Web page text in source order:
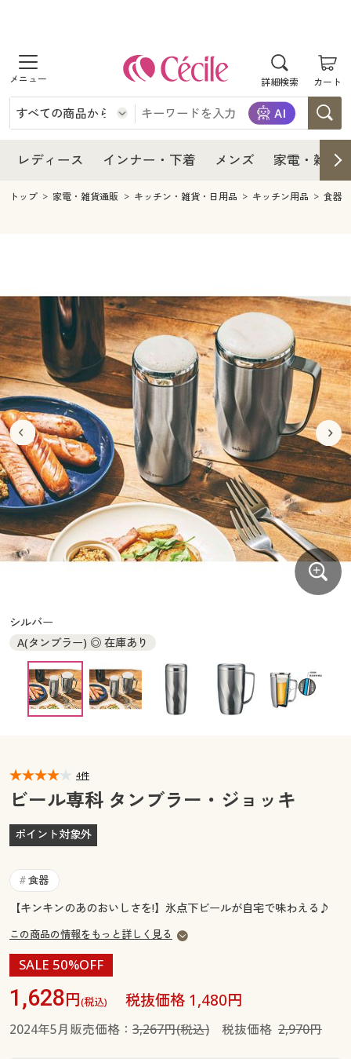
詳細検索 カート
商品を探す
レディース
レディースファッション
インナー・下着
インナー・下着通販すべて
ジュニア・ティーンズ下着
メンズ
メンズ下着
家電
キッチン・雑貨・日用品
寝具・インテリア・家具通販すべて
家具・収納
寝具・ベッド
カーテン・ラグ・ファブリック
美容・健康
美容・健康通販すべて
美容・健康・サプリメント
制服・スクール
制服・スクールすべて
制服・学生服
ジュニア・ティーンズ下着
大きいサイズ
大きいサイズ通販すべて
大きいサイズ レディース服
大きいサイズ レディース下着
大きいサイズ 事務・制服
バーゲン
バーゲンセール
シークレットセール
詳細検索
商品カテゴリ一覧
カタログ・チラシからのご注文
デジタルカタログ
カタログ無料プレゼント
マイページ
閲覧履歴
お気に入り
サポート
よくある質問とお問い合わせ
レディース インナー・下着 メンズ 家電・雑貨
レディース
レディース通販すべて
レディースファッション
インナー・下着
インナー・下着通販すべて
メンズ
キッチン・雑貨・日用品
家具・収納
寝具・ベッド
カーテン・ラグ・ファブリック
美容・健康通販すべて
美容・健康・サプリメント
制服・スクール
制服・スクールすべて
制服・学生服
ジュニア・ティーンズ下着
大きいサイズ
大きいサイズ通販すべて
大きいサイズ レディース服
大きいサイズ レディース下着
大きいサイズ メンズ
バーゲン
バーゲンセール
シークレットセール
詳細検索
商品カテゴリ一覧
カタログ
カタログ・チラシからのご注文
カタログ無料プレゼント
会員メニュー
閲覧履歴
ご利用ガイド
よくある質問とお問い合わせ
トップ 家電・雑貨通販 キッチン・雑貨・日用品 キッチン用品 食器
シルバー
A(タンブラー) ◎ 在庫あり
4件
ビール専科 タンブラー・ジョッキ
ポイント対象外
# 食器
【キンキンのあのおいしさを!】氷点下ビールが自宅で味わえる♪
この商品の情報をもっと詳しく見る
SALE 50%OFF
1,628円(税込) 税抜価格 1,480円
2024年5月販売価格： 3,267円(税込)税抜価格 2,970円